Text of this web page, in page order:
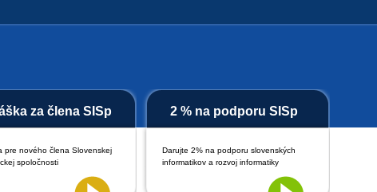
za člena SISp
pre nového člena Slovenskej
spoločnosti
2 % na podporu SISp
Darujte 2% na podporu slovenských
informatikov a rozvoj informatiky